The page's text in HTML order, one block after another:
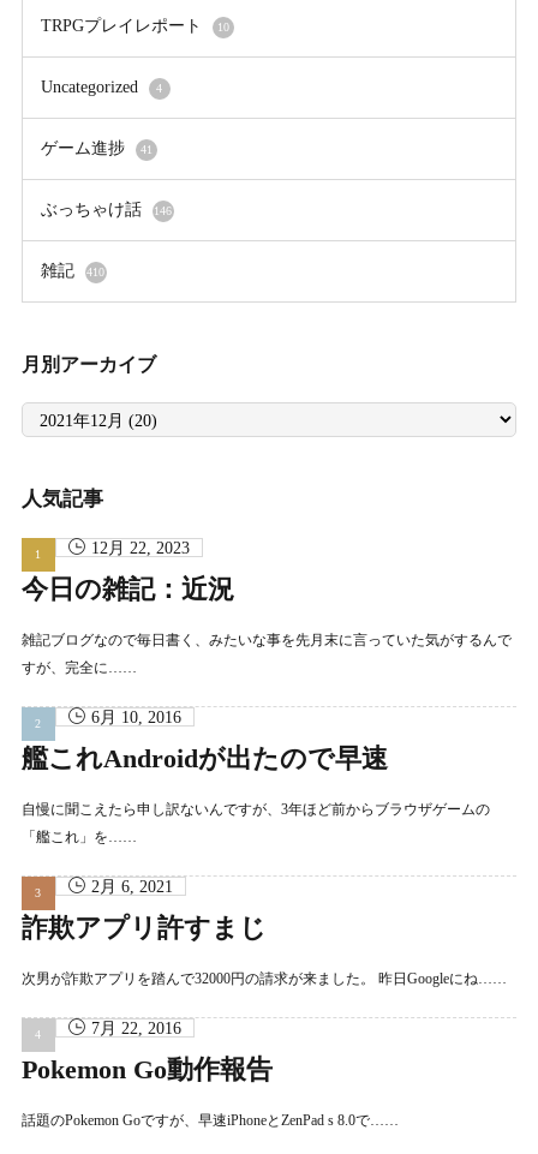
TRPGプレイレポート 10
Uncategorized 4
ゲーム進捗 41
ぶっちゃけ話 146
雑記 410
月別アーカイブ
月
ア
イ
ブ
人気記事
12月 22, 2023
今日の雑記：近況
雑記ブログなので毎日書く、みたいな事を先月末に言っていた気がするんで
すが、完全に……
6月 10, 2016
艦これAndroidが出たので早速
自慢に聞こえたら申し訳ないんですが、3年ほど前からブラウザゲームの
「艦これ」を……
2月 6, 2021
詐欺アプリ許すまじ
次男が詐欺アプリを踏んで32000円の請求が来ました。 昨日Googleにね……
7月 22, 2016
Pokemon Go動作報告
話題のPokemon Goですが、早速iPhoneとZenPad s 8.0で……